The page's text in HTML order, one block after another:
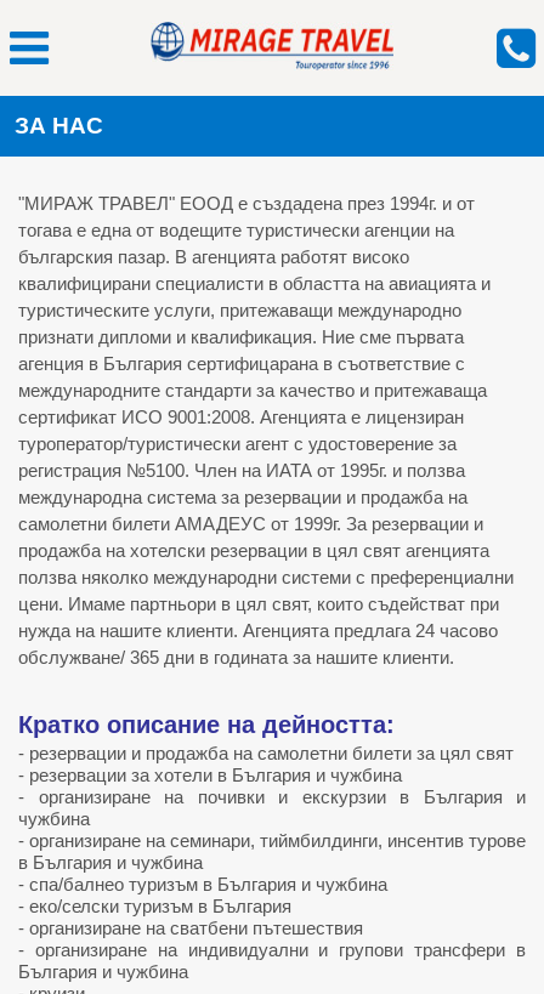
ЗА НАС
"МИРАЖ ТРАВЕЛ" ЕООД е създадена през 1994г. и от
тогава е една от водещите туристически агенции на
българския пазар. В агенцията работят високо
квалифицирани специалисти в областта на авиацията и
туристическите услуги, притежаващи международно
признати дипломи и квалификация. Ние сме първата
агенция в България сертифицарана в съответствие с
международните стандарти за качество и притежаваща
сертификат ИСО 9001:2008. Агенцията е лицензиран
туроператор/туристически агент с удостоверение за
регистрация №5100. Член на ИАТА от 1995г. и ползва
международна система за резервации и продажба на
самолетни билети АМАДЕУС от 1999г. За резервации и
продажба на хотелски резервации в цял свят агенцията
ползва няколко международни системи с преференциални
цени. Имаме партньори в цял свят, които съдействат при
нужда на нашите клиенти. Агенцията предлага 24 часово
обслужване/ 365 дни в годината за нашите клиенти.
Кратко описание на дейността:
- резервации и продажба на самолетни билети за цял свят
- резервации за хотели в България и чужбина
- организиране на почивкии екскурзиив България и
чужбина
- организиране на семинари, тиймбилдинги, инсентив турове
в България и чужбина
- спа/балнео туризъм в България и чужбина
- еко/селски туризъм в България
- организиране на сватбени пътешествия
- организиране на индивидуални и групови трансфери в
България и чужбина